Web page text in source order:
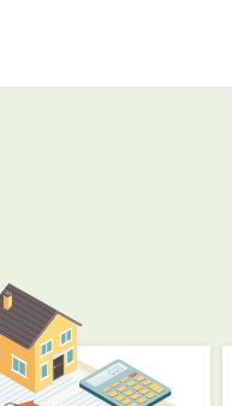
物件プロモーショ